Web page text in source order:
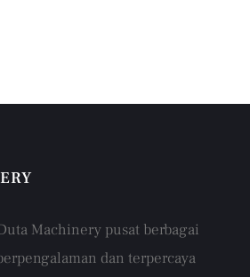
Machinery pusat berbagai
dan terpercaya